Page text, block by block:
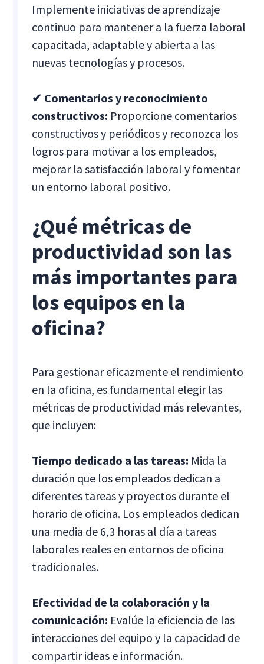
Implemente iniciativas de aprendizaje
continuo para mantener a la fuerza laboral
capacitada, adaptable y abierta a las
nuevas tecnologías y procesos.
✔ Comentarios y reconocimiento
constructivos: Proporcione comentarios
constructivos y periódicos y reconozca los
logros para motivar a los empleados,
mejorar la satisfacción laboral y fomentar
un entorno laboral positivo.
¿Qué métricas de
productividad son las
más importantes para
los equipos en la
oficina?
Para gestionar eficazmente el rendimiento
en la oficina, es fundamental elegir las
métricas de productividad más relevantes,
que incluyen:
Tiempo dedicado a las tareas: Mida la
duración que los empleados dedican a
diferentes tareas y proyectos durante el
horario de oficina. Los empleados dedican
una media de 6,3 horas al día a tareas
laborales reales en entornos de oficina
tradicionales.
Efectividad de la colaboración y la
comunicación: Evalúe la eficiencia de las
interacciones del equipo y la capacidad de
compartir ideas e información.